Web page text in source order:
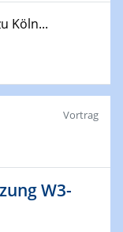
und
2D-
Köln...
Vortrag
W3-